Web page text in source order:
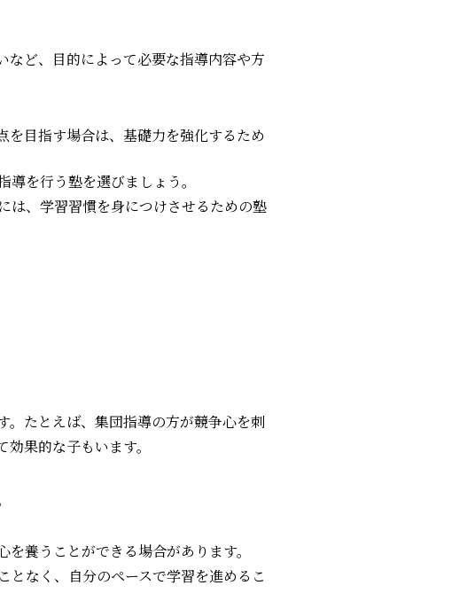
ど、目的によって必要な指導内容や方
を目指す場合は、基礎力を強化するため
を行う塾を選びましょう。
は、学習習慣を身につけさせるための塾
。たとえば、集団指導の方が競争心を刺
果的な子もいます。
養うことができる場合があります。
となく、自分のペースで学習を進めるこ